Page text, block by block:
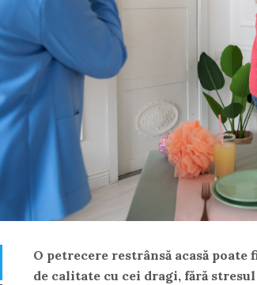
TwitterO petrecere restrânsă acasă
de calitate cu cei dragi, fără